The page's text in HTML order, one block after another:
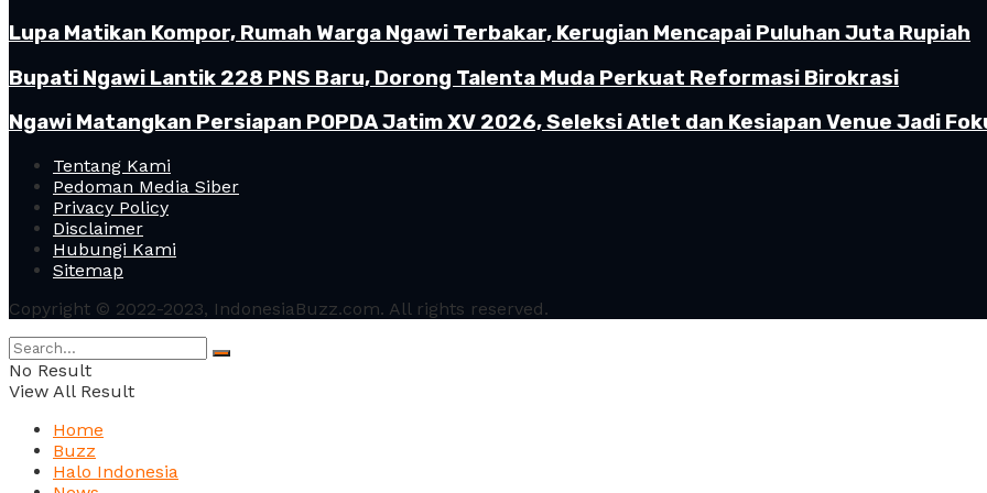
Lupa Matikan Kompor, Rumah Warga Ngawi Terbakar, Kerugian Mencapai Puluhan Juta Rupiah
Bupati Ngawi Lantik 228 PNS Baru, Dorong Talenta Muda Perkuat Reformasi Birokrasi
Ngawi Matangkan Persiapan POPDA Jatim XV 2026, Seleksi Atlet dan Kesiapan Venue Jadi
Tentang Kami
Pedoman Media Siber
Privacy Policy
Disclaimer
Hubungi Kami
Sitemap
Copyright © 2022-2023, IndonesiaBuzz.com. All rights reserved.
No Result
View All Result
Home
Buzz
Halo Indonesia